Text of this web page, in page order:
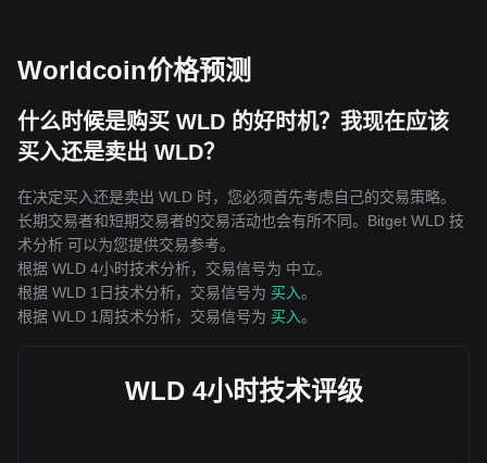
Worldcoin价格预测
什么时候是购买 WLD 的好时机？我现在应该
买入还是卖出 WLD？
在决定买入还是卖出 WLD 时，您必须首先考虑自己的交易策略。
长期交易者和短期交易者的交易活动也会有所不同。Bitget WLD 技
术分析 可以为您提供交易参考。
根据 WLD 4小时技术分析，交易信号为 中立。
根据 WLD 1日技术分析，交易信号为 买入。
根据 WLD 1周技术分析，交易信号为 买入。
WLD 4小时技术评级